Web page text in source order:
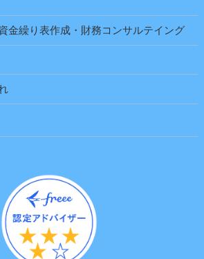
金繰り表作成・財務コンサルテイング